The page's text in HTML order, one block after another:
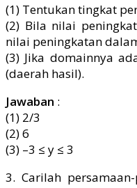
(1) Tentukan tingkat
(2) Bila nilai
nilai peningkatan
(3) Jika domainnya
(daerah hasil).
Jawaban :
(1) 2/3
(2) 6
(3) –3 ≤ y ≤ 3
3. Carilah